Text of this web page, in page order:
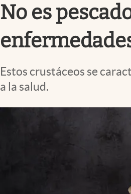
No es
Estos crustáceos se
a la salud.